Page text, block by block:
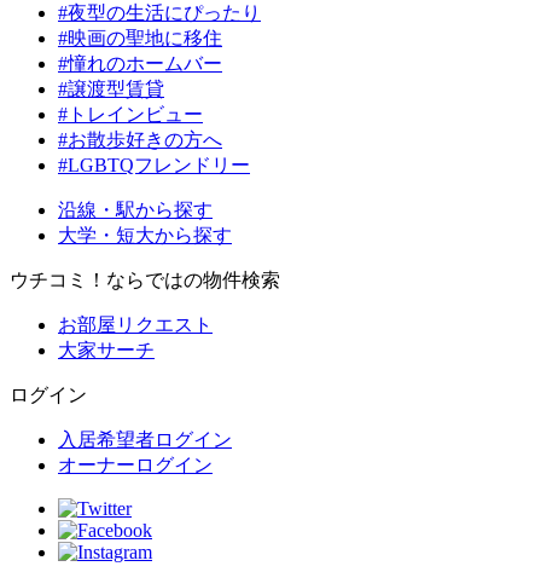
#夜型の生活にぴったり
#映画の聖地に移住
#憧れのホームバー
#譲渡型賃貸
#トレインビュー
#お散歩好きの方へ
#LGBTQフレンドリー
沿線・駅から探す
大学・短大から探す
ウチコミ！ならではの物件検索
お部屋リクエスト
大家サーチ
ログイン
入居希望者ログイン
オーナーログイン